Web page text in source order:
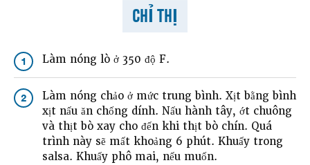
CHỈ THỊ
1 Làm nóng lò ở 350 độ F.
2
Làm nóng chảo ở mức trung bình. Xịt bằng bình
xịt nấu ăn chống dính. Nấu hành tây, ớt chuông
và thịt bò xay cho đến khi thịt bò chín. Quá
trình này sẽ mất khoảng 6 phút. Khuấy trong
salsa. Khuấy phô mai, nếu muốn.